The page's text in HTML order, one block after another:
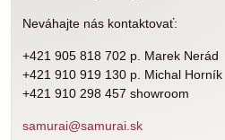
Neváhajte nás kontaktovať:
+421 905 818 702 p. Marek Nerád
+421 910 919 130 p. Michal Horník
+421 910 298 457 showroom
samurai@samurai.sk